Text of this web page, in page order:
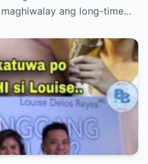
ang long-time…